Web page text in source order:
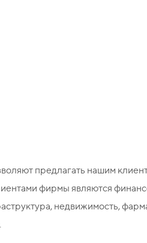
предлагать нашим
фирмы являются
недвижимость,